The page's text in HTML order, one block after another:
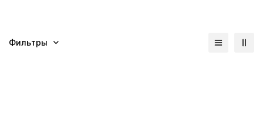
Фильтры